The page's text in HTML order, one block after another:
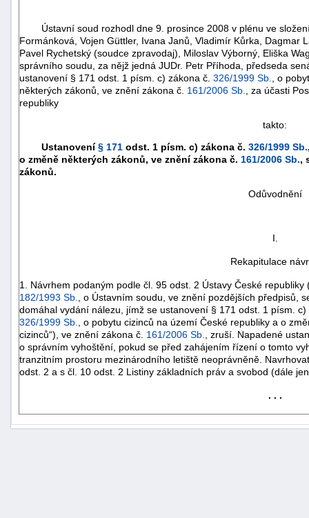
Ústavní soud rozhodl dne 9. prosince 2008 v plénu ve složení
Formánková, Vojen Güttler, Ivana Janů, Vladimír Kůrka, Dagmar
Pavel Rychetský (soudce zpravodaj), Miloslav Výborný, Eliška
správního soudu, za nějž jedná JUDr. Petr Příhoda, předseda
ustanovení § 171 odst. 1 písm. c) zákona č. 326/1999 Sb.
, o
některých zákonů, ve znění zákona č. 161/2006 Sb.
, za účasti
republiky
takto:
Ustanovení§ 171 odst. 1 písm. c) zákona č. 326/1999 Sb.
o změně některých zákonů, ve znění zákona č. 161/2006 Sb.,
zákonů.
Odůvodnění
I.
Rekapitulace
1. Návrhem podaným podle čl. 95 odst. 2 Ústavy České republiky
182/1993 Sb.
, o Ústavním soudu, ve znění pozdějších předpisů,
domáhal vydání nálezu, jímž se ustanovení § 171 odst. 1 písm.
326/1999 Sb.
, o pobytu cizinců na území České republiky a o
cizinců“), ve znění zákona č. 161/2006 Sb.
, zruší. Napadené
o správním vyhoštění, pokud se před zahájením řízení o tomto
tranzitním prostoru mezinárodního letiště neoprávněně.
odst. 2 a s čl. 10 odst. 2 Listiny základních práv a svobod (dále jen
. . .
škody